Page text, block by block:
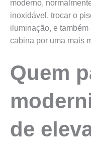
moderno,
inoxidável, trocar o
iluminação, e
cabina por uma mais
Quem
de